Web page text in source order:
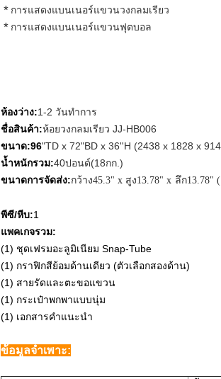
* การแสดงแบนเนอร์แขวนวงกลมเรียว
* การแสดงแบนเนอร์แขวนฟุตบอล
ห้องว่าง:1-2 วันทำการ
ชื่อสินค้า:ห้อยวงกลมเรียว JJ-HB006
ขนาด:96"TD x 72"BD x 36''H (2438 x 1828 x
น้ำหนักรวม:40ปอนด์(18กก.)
ขนาดการจัดส่ง:กว้าง45.3" x สูง13.78" x ลึก
พีซี/หีบ:1
แพคเกจรวม:
(1) ชุดเฟรมอะลูมิเนียม Snap-Tube
(1) กราฟิกสีย้อมด้านเดียว (ตัวเลือกสองด้าน)
(1) สายรัดและตะขอแขวน
(1) กระเป๋าพกพาแบบนุ่ม
(1) เอกสารคำแนะนำ
ข้อมูลจำเพาะ: